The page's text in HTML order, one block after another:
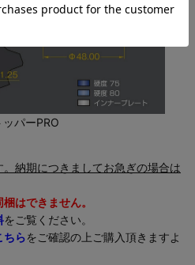
パーPRO
。納期につきましてお急ぎの場合は
はできません。
をご覧ください。
ちらをご確認の上ご購入頂きますよ